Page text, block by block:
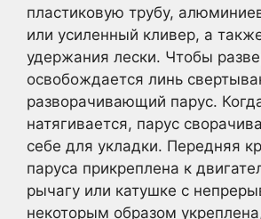
пластиковую трубу,
или усиленный кливер, а
удержания лески. Чтобы
освобождается линь
разворачивающий парус.
натягивается, парус
себе для укладки. Передняя
паруса прикреплена к
рычагу или катушке с
некоторым образом